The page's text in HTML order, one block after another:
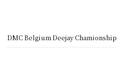
DMC Belgium Deejay Chamionship